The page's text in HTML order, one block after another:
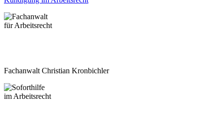
Fachanwalt Christian Kronbichler